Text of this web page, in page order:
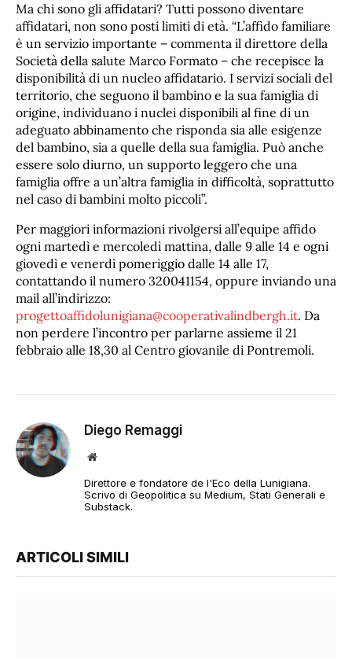
Ma chi sono gli affidatari? Tutti possono diventare
affidatari, non sono posti limiti di età. “L’affido familiare
è un servizio importante – commenta il direttore della
Società della salute Marco Formato – che recepisce la
disponibilità di un nucleo affidatario. I servizi sociali del
territorio, che seguono il bambino e la sua famiglia di
origine, individuano i nuclei disponibili al fine di un
adeguato abbinamento che risponda sia alle esigenze
del bambino, sia a quelle della sua famiglia. Può anche
essere solo diurno, un supporto leggero che una
famiglia offre a un’altra famiglia in difficoltà, soprattutto
nel caso di bambini molto piccoli”.
Per maggiori informazioni rivolgersi all’equipe affido
ogni martedì e mercoledì mattina, dalle 9 alle 14 e ogni
giovedì e venerdì pomeriggio dalle 14 alle 17,
contattando il numero 320041154, oppure inviando una
mail all’indirizzo:
progettoaffidolunigiana@cooperativalindbergh.it. Da
non perdere l’incontro per parlarne assieme il 21
febbraio alle 18,30 al Centro giovanile di Pontremoli.
Diego Remaggi
Sito
Direttore e fondatore de l'Eco della Lunigiana.
Scrivo di Geopolitica su Medium, Stati Generali e
Substack.
ARTICOLI SIMILI